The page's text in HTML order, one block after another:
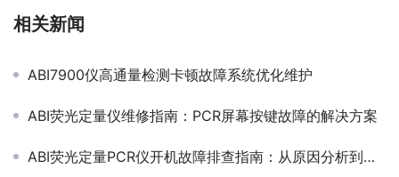
相关新闻
ABI7900仪高通量检测卡顿故障系统优化维护
ABI荧光定量仪维修指南：PCR屏幕按键故障的解决方案
ABI荧光定量PCR仪开机故障排查指南：从原因分析到解决方案